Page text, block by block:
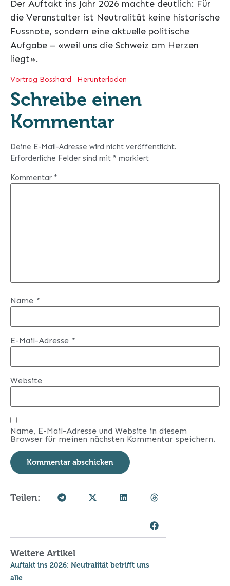
Der Auftakt ins Jahr 2026 machte deutlich: Für
die Veranstalter ist Neutralität keine historische
Fussnote, sondern eine aktuelle politische
Aufgabe – «weil uns die Schweiz am Herzen
liegt».
Vortrag Bosshard Herunterladen
Schreibe einen
Kommentar
Deine E-Mail-Adresse wird nicht veröffentlicht.
Erforderliche Felder sind mit * markiert
Kommentar *
Name *
E-Mail-Adresse *
Website
Name, E-Mail-Adresse und Website in diesem
Browser für meinen nächsten Kommentar speichern.
Teilen:
Weitere Artikel
Auftakt ins 2026: Neutralität betrifft uns
alle